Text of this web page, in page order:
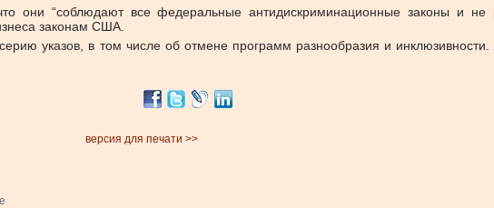
они “соблюдают все федеральные антидискриминационные законы и не
законам США.
указов, в том числе об отмене программ разнообразия и
версия для печати >>